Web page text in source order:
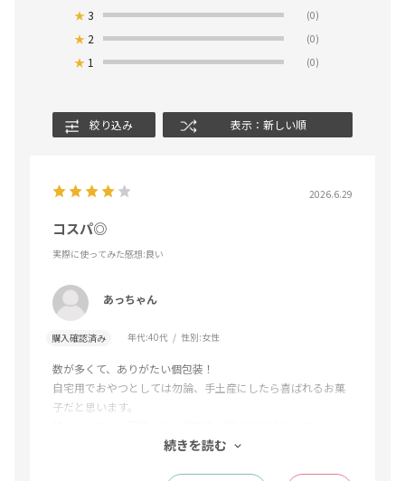
★3 (0)
★ 2 (0)
★ 1 (0)
絞り込み 表示：新しい順
2026.6.29
コスパ◎
実際に使ってみた感想:良い
あっちゃん
購入確認済み 年代:40代 性別:女性
数が多くて、ありがたい個包装！
自宅用でおやつとしては勿論、手土産にしたら喜ばれるお菓
子だと思います。
続きを読む